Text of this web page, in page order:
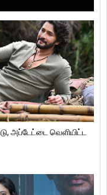
அப்டேட்டை வெளியிட்ட